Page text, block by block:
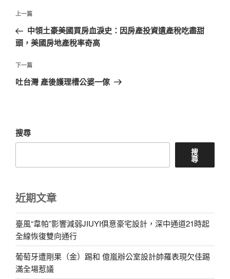
文
導
覽
上
一
篇
章
上一篇
中領土豪美國買房血淚史：因房產投資遺產稅吃盡甜
頭，美國房地產稅率奇高
下
一
下一篇
吐台灣 產後護理槽公婆一傢
搜尋
搜
尋
近期文章
臺風“韋帕”影響減弱JIUYI俱意豪宅設計，深中通道21時起
全線恢復雙向通行
葡萄牙遭剛果（金）踢和 億嵐辦公室設計帥羅表現欠佳踢
滿全場惹議